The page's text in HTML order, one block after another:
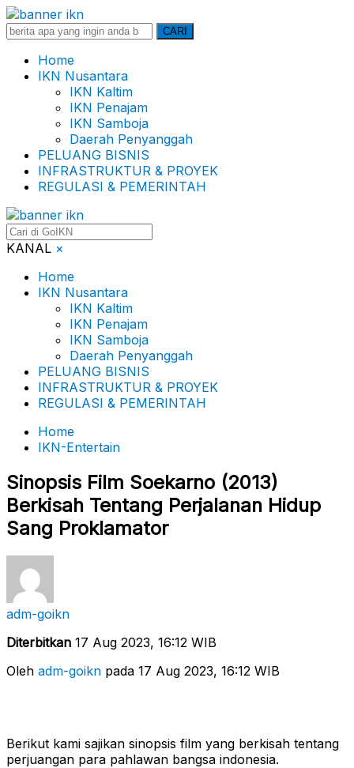
Search
CARI
Home
IKN Nusantara
IKN Kaltim
IKN Penajam
IKN Samboja
Daerah Penyanggah
PELUANG BISNIS
INFRASTRUKTUR & PROYEK
REGULASI & PEMERINTAH
KANAL ×
Home
IKN Nusantara
IKN Kaltim
IKN Penajam
IKN Samboja
Daerah Penyanggah
PELUANG BISNIS
INFRASTRUKTUR & PROYEK
REGULASI & PEMERINTAH
Home
IKN-Entertain
Sinopsis Film Soekarno (2013)
Berkisah Tentang Perjalanan Hidup
Sang Proklamator
adm-goikn
Diterbitkan 17 Aug 2023, 16:12 WIB
Oleh adm-goikn pada 17 Aug 2023, 16:12 WIB
Berikut kami sajikan sinopsis film yang berkisah tentang
perjuangan para pahlawan bangsa indonesia.